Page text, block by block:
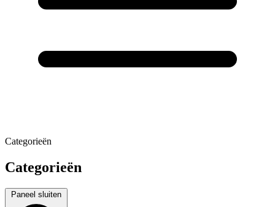
Categorieën
Categorieën
Paneel sluiten